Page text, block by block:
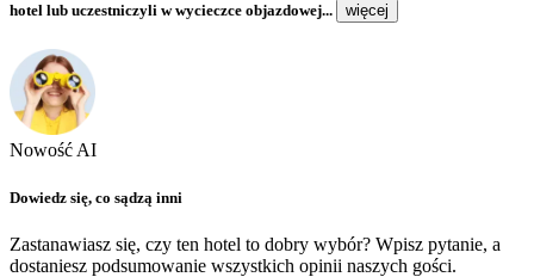
hotel lub uczestniczyli w wycieczce objazdowej...
więcej
Nowość AI
Dowiedz się, co sądzą inni
Zastanawiasz się, czy ten hotel to dobry wybór? Wpisz pytanie, a
dostaniesz podsumowanie wszystkich opinii naszych gości.